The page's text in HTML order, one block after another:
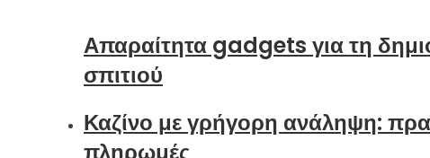
Απαραίτητα gadgets για τη
σπιτιού
Καζίνο με γρήγορη ανάληψη:
πληρωμές